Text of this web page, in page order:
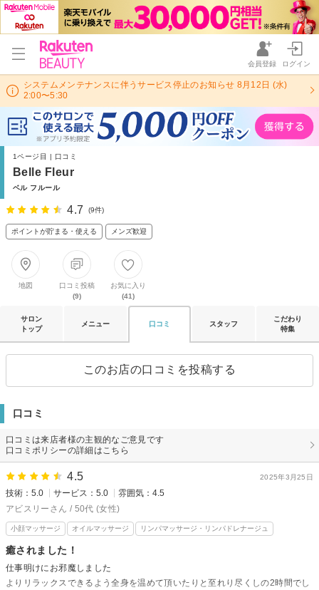
会員登録 ログイン
システムメンテナンスに伴うサービス停止のお知らせ 8月12日 (水)
2:00〜5:30
1ページ目 | 口コミ
Belle Fleur
ベル フルール
4.7 (9件)
ポイントが貯まる・使える メンズ歓迎
地図
口コミ投稿
(9)
お気に入り
(41)
サロン
トップ
メニュー 口コミ スタッフ
こだわり
特集
このお店の口コミを投稿する
口コミ
口コミは来店者様の主観的なご意見です
口コミポリシーの詳細はこちら
2025年3月25日
4.5
技術：5.0 サービス：5.0
雰囲気：4.5
アビスリーさん / 50代 (女性)
小顔マッサージ オイルマッサージ リンパマッサージ・リンパドレナージュ
癒されました！
仕事明けにお邪魔しました
よりリラックスできるよう全身を温めて頂いたりと至れり尽くしの2時間でし